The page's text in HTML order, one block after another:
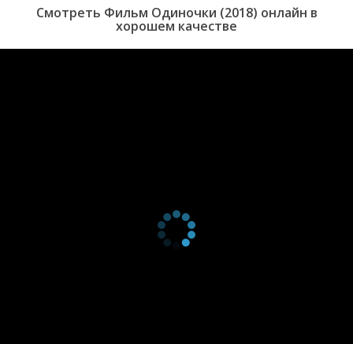
Смотреть Фильм Одиночки (2018) онлайн в
хорошем качестве